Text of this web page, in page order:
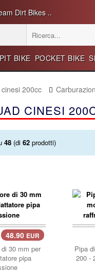
Dirt Bikes ..
PIT BIKE POCKET BIKE
200cc
CINESI
48 (di 62 prodotti)
48.90 EUR
30 mm per
pipa
Pipa
200 -